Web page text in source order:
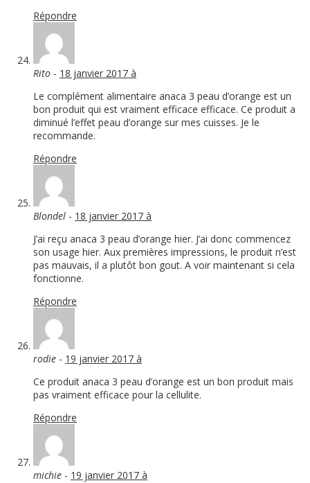
Répondre
Rito - 18 janvier 2017 à
Le complément alimentaire anaca 3 peau d’orange est un
bon produit qui est vraiment efficace efficace. Ce produit a
diminué l’effet peau d’orange sur mes cuisses. Je le
recommande.
Répondre
Blondel - 18 janvier 2017 à
J’ai reçu anaca 3 peau d’orange hier. J’ai donc commencez
son usage hier. Aux premières impressions, le produit n’est
pas mauvais, il a plutôt bon gout. A voir maintenant si cela
fonctionne.
Répondre
rodie - 19 janvier 2017 à
Ce produit anaca 3 peau d’orange est un bon produit mais
pas vraiment efficace pour la cellulite.
Répondre
michie - 19 janvier 2017 à